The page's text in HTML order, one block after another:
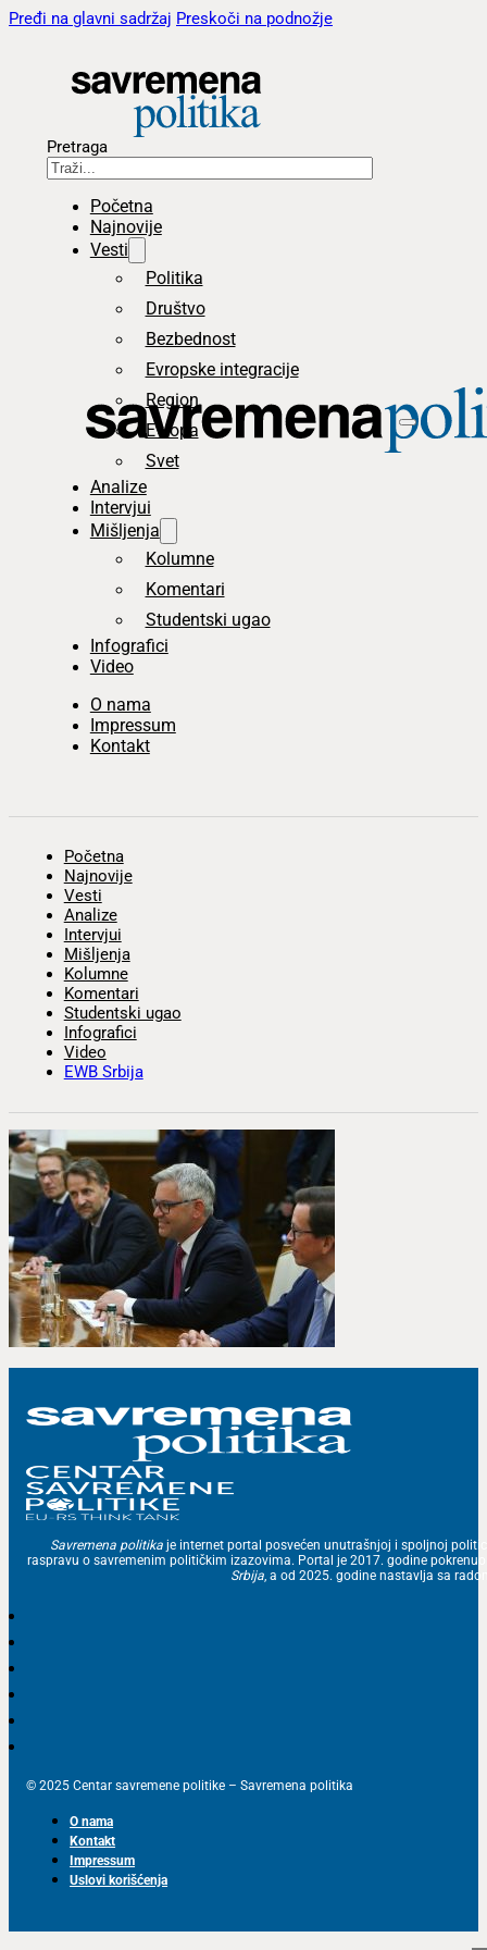
Pređi na glavni sadržaj Preskoči na podnožje
Pretraga
Početna
Najnovije
Vesti
Politika
Društvo
Bezbednost
Evropske integracije
Region
Evropa
Svet
Analize
Intervjui
Mišljenja
Kolumne
Komentari
Studentski ugao
Infografici
Video
O nama
Impressum
Kontakt
Početna
Najnovije
Vesti
Analize
Intervjui
Mišljenja
Kolumne
Komentari
Studentski ugao
Infografici
Video
EWB Srbija
Savremena politika je internet portal posvećen unutrašnjoj i spoljnoj
raspravu o savremenim političkim izazovima. Portal je 2017. godine
Srbija, a od 2025. godine nastavlja sa
© 2025 Centar savremene politike – Savremena politika
O nama
Kontakt
Impressum
Uslovi korišćenja